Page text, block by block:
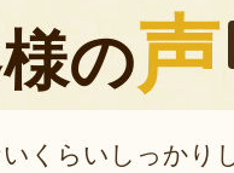
の声
くらいしっかり